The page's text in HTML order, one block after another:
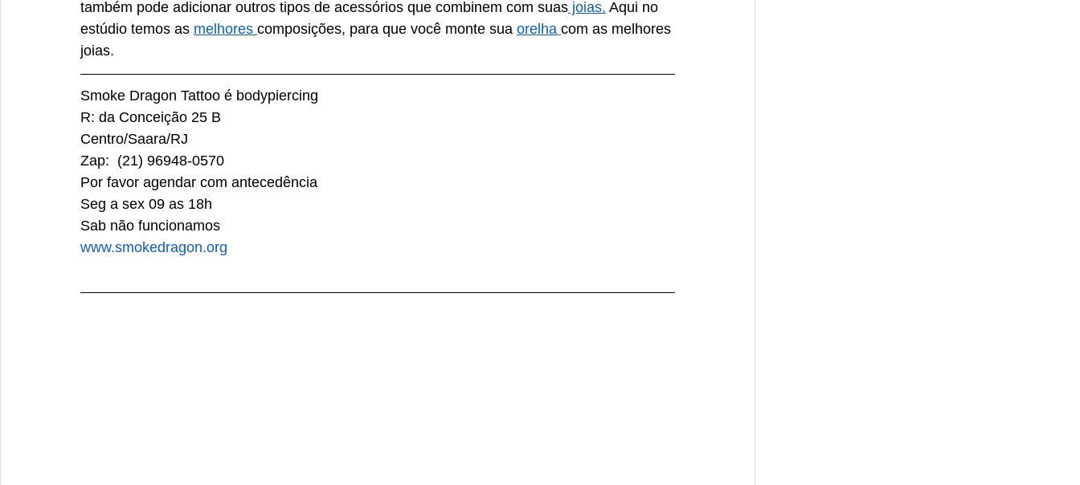
também pode adicionar outros tipos de acessórios que combinem com suas joias. Aqui no
estúdio temos as melhores composições, para que você monte sua orelha com as melhores
joias.
Smoke Dragon Tattoo é bodypiercing
R: da Conceição 25 B
Centro/Saara/RJ
Zap:  (21) 96948-0570
Por favor agendar com antecedência
Seg a sex 09 as 18h
Sab não funcionamos
www.smokedragon.org